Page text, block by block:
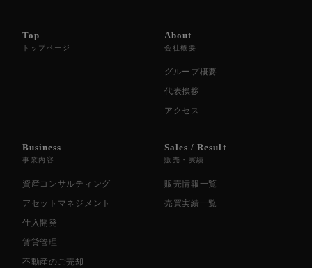
Top
トップページ
About
会社概要
グループ概要
代表挨拶
アクセス
Business
事業内容
資産コンサルティング
アセットマネジメント
仕入開発
賃貸管理
不動産のご売却
Sales / Result
販売・実績
販売情報一覧
売買実績一覧